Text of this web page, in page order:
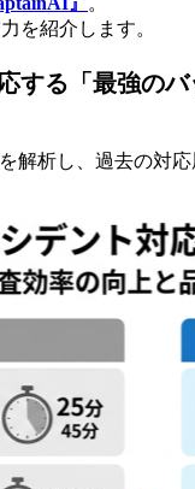
を紹介します。
する「最強のバ
解析し、過去の対